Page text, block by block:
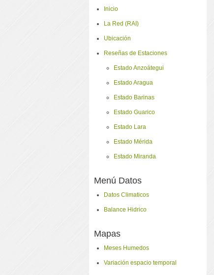
Inicio
La Red (RAI)
Ubicación
Reseñas de Estaciones
Estado Anzoátegui
Estado Aragua
Estado Barinas
Estado Guarico
Estado Lara
Estado Mérida
Estado Miranda
Menú Datos
Datos Climaticos
Balance Hidrico
Mapas
Meses Humedos
Variación espacio temporal